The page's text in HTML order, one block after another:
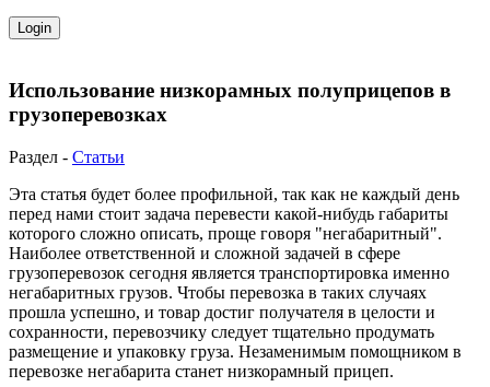
Использование низкорамных полуприцепов в
грузоперевозках
Раздел - Статьи
Эта статья будет более профильной, так как не каждый день
перед нами стоит задача перевести какой-нибудь габариты
которого сложно описать, проще говоря "негабаритный".
Наиболее ответственной и сложной задачей в сфере
грузоперевозок сегодня является транспортировка именно
негабаритных грузов. Чтобы перевозка в таких случаях
прошла успешно, и товар достиг получателя в целости и
сохранности, перевозчику следует тщательно продумать
размещение и упаковку груза. Незаменимым помощником в
перевозке негабарита станет низкорамный прицеп.